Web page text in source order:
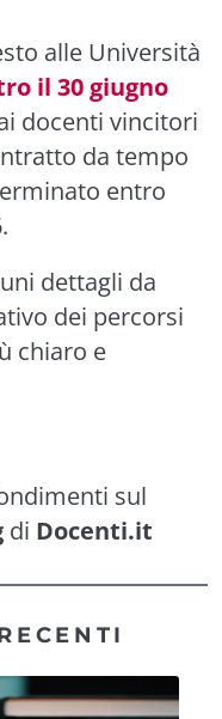
alle Università
il 30 giugno
docenti vincitori
da tempo
entro
dettagli da
dei percorsi
chiaro e
sul
di Docenti.it